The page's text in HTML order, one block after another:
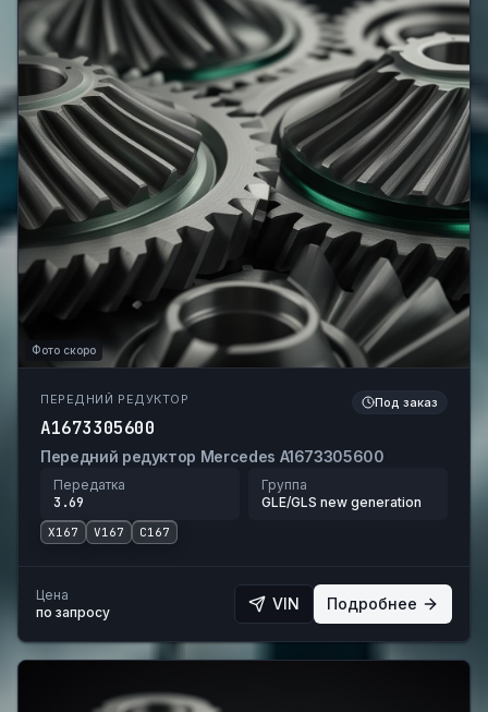
Фото скоро
ПЕРЕДНИЙ РЕДУКТОР Под заказ
A1673305600
Передний редуктор Mercedes A1673305600
Передатка
3.69
Группа
GLE/GLS new generation
X167 V167 C167
Цена
по запросу
VIN Подробнее